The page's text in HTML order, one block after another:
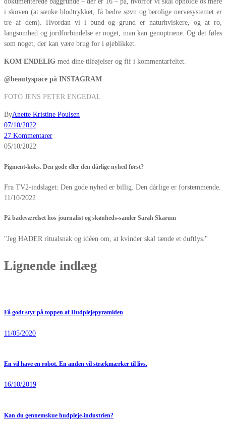
i skoven (at sænke blodtrykket, få bedre søvn og berolige nervesystemet er
tre af dem). Hvordan vi i bund og grund er naturhviskere, og at ro,
langsomhed og jordforbindelse er noget, man kan genoptræne. Og det føles
som noget, der kan være brug for i øjeblikket.
KOM ENDELIG med dine tilføjelser og fif i kommentarfeltet.
@beautyspace på INSTAGRAM
FOTO JENS PETER ENGEDAL
ByAnette Kristine Poulsen
07/10/2022
27 Kommentarer
05/10/2022
Pigment-koks. Den gode eller den dårlige nyhed først?
Fra TV2-indslaget: Den gode nyhed er billig. Den dårlige er forstemmende.
11/10/2022
På badeværelset hos journalist og skønheds-samler Sarah Skarum
"Jeg HADER ritualsnak og idéen om, at kvinder skal tænde et duftlys."
Lignende indlæg
Få godt styr på toppen af Hudplejepyramiden
11/05/2020
En vil have en robot. En anden vil strækmærker til livs.
16/10/2019
Kan du gennemskue hudpleje-industrien?